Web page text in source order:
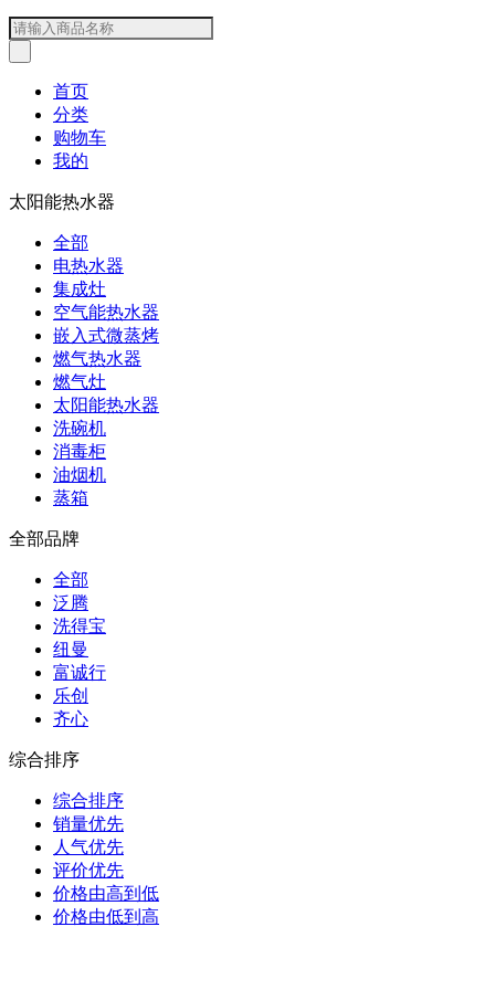
首页
分类
购物车
我的
太阳能热水器
全部
电热水器
集成灶
空气能热水器
嵌入式微蒸烤
燃气热水器
燃气灶
太阳能热水器
洗碗机
消毒柜
油烟机
蒸箱
全部品牌
全部
泛腾
洗得宝
纽曼
富诚行
乐创
齐心
综合排序
综合排序
销量优先
人气优先
评价优先
价格由高到低
价格由低到高